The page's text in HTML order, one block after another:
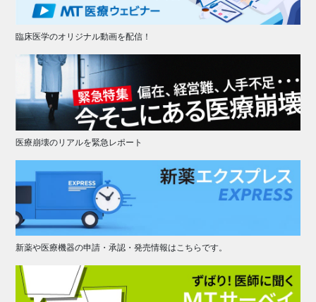
臨床医学のオリジナル動画を配信！
医療崩壊のリアルを緊急レポート
新薬や医療機器の申請・承認・発売情報はこちらです。